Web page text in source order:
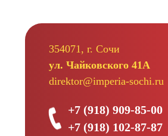
354071, г. Сочи
ул. Чайковского 41А
direktor@imperia-sochi.ru
+7 (918) 909-85-00
+7 (918) 102-87-87